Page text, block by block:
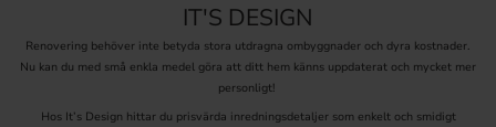
IT'S DESIGN
Renovering behöver inte betyda stora utdragna ombyggnader och dyra kostnader.
Nu kan du med små enkla medel göra att ditt hem känns uppdaterat och mycket mer
personligt!
Hos It’s Design hittar du prisvärda inredningsdetaljer som enkelt och smidigt